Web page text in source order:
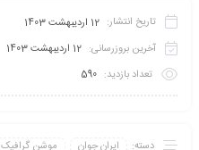
تاریخ انتشار: 12 اردیبهشت 1403
آخرین بروزرسانی: 12 اردیبهشت 1403
تعداد بازدید: 590
دسته: ایران جوان موشن گرافیک